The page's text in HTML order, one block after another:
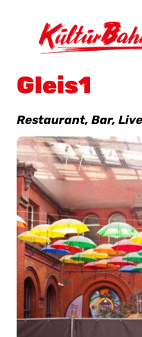
Gleis1
Restaurant, Bar,